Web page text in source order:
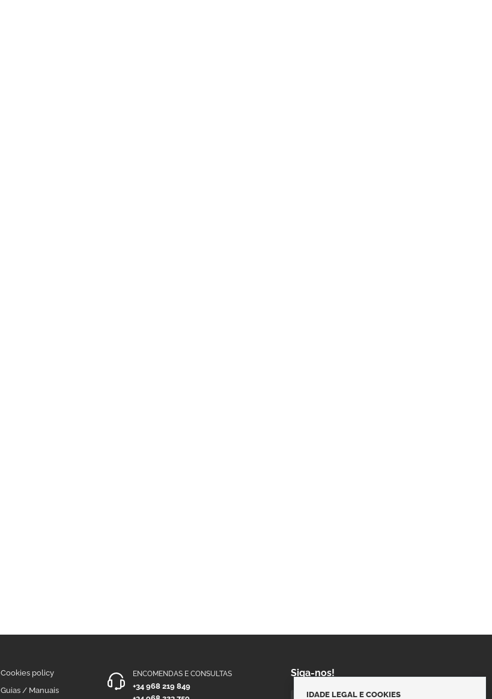
Cookies policy
Guias / Manuais
ENCOMENDAS E CONSULTAS
+34 968 219 849
Siga-nos!
IDADE LEGAL E COOKIES